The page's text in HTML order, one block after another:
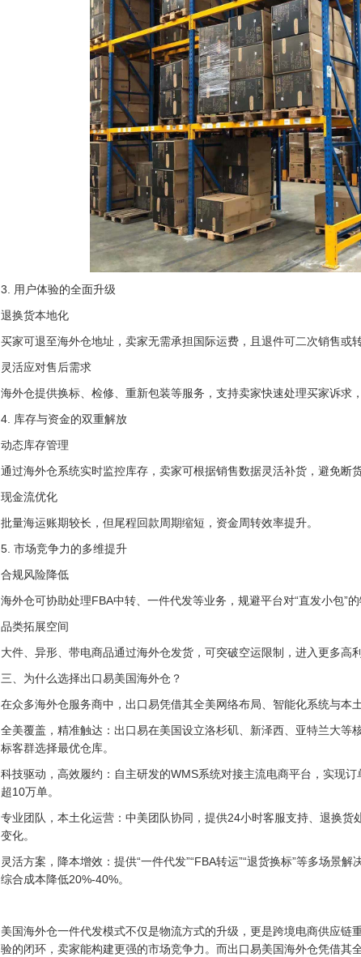
3. 用户体验的全面升级
退换货本地化
买家可退至海外仓地址，卖家无需承担国际运费，且退件可二次销售或
灵活应对售后需求
海外仓提供换标、检修、重新包装等服务，支持卖家快速处理买家诉求
4. 库存与资金的双重解放
动态库存管理
通过海外仓系统实时监控库存，卖家可根据销售数据灵活补货，避免断货
现金流优化
批量海运账期较长，但尾程回款周期缩短，资金周转效率提升。
5. 市场竞争力的多维提升
合规风险降低
海外仓可协助处理FBA中转、一件代发等业务，规避平台对“直发小包”的
品类拓展空间
大件、异形、带电商品通过海外仓发货，可突破空运限制，进入更多高利
三、为什么选择出口易美国海外仓？
在众多海外仓服务商中，出口易凭借其全美网络布局、智能化系统与本
全美覆盖，精准触达： 出口易在美国设立洛杉矶、新泽西、亚特兰大等
标客群选择最优仓库。
科技驱动，高效履约： 自主研发的WMS系统对接主流电商平台，实现
超10万单。
专业团队，本土化运营： 中美团队协同，提供24小时客服支持、退换货
变化。
灵活方案，降本增效： 提供“一件代发”“FBA转运”“退货换标”等多场景
综合成本降低20%-40%。
美国海外仓一件代发模式不仅是物流方式的升级，更是跨境电商供应链
验的闭环，卖家能构建更强的市场竞争力。而出口易美国海外仓凭借其